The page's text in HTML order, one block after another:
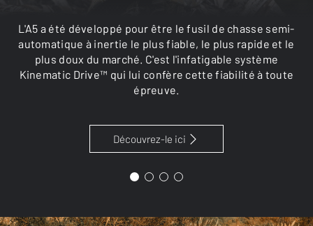
L'A5 a été développé pour être le fusil de chasse semi-
automatique à inertie le plus fiable, le plus rapide et le
plus doux du marché. C'est l'infatigable système
Kinematic Drive™ qui lui confère cette fiabilité à toute
épreuve.
Découvrez-le ici